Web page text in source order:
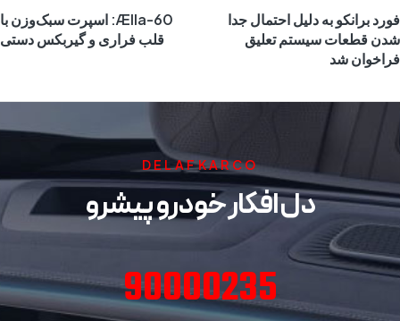
فورد برانکو به دلیل احتمال جدا
شدن قطعات سیستم تعلیق
فراخوان شد
Ælla-60: اسپرت سبک‌وزن با
قلب فراری و گیربکس دستی
DELAFKARCO
دل افکار خودرو پیشرو
90000235